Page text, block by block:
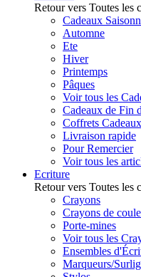
Retour vers Toutes les
Cadeaux
Automne
Ete
Hiver
Printemps
Pâques
Voir tous les
Cadeaux de Fin
Coffrets Cadeaux
Livraison rapide
Pour Remercier
Voir tous les
Ecriture
Retour vers Toutes les
Crayons
Crayons de
Porte-mines
Voir tous les
Ensembles
Marqueurs/